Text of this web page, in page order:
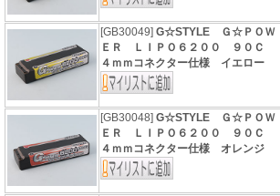
[GB30049]G☆STYLE Ｇ☆ＰＯＷ
ＥＲ ＬＩＰＯ６２００ ９０Ｃ
４ｍｍコネクター仕様 イエロー
[GB30048]G☆STYLE Ｇ☆ＰＯＷ
ＥＲ ＬＩＰＯ６２００ ９０Ｃ
４ｍｍコネクター仕様 オレンジ